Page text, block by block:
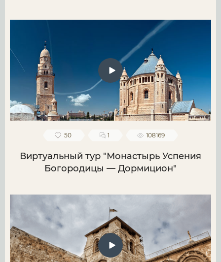
50 1 108169
Виртуальный тур "Монастырь Успения
Богородицы — Дормицион"